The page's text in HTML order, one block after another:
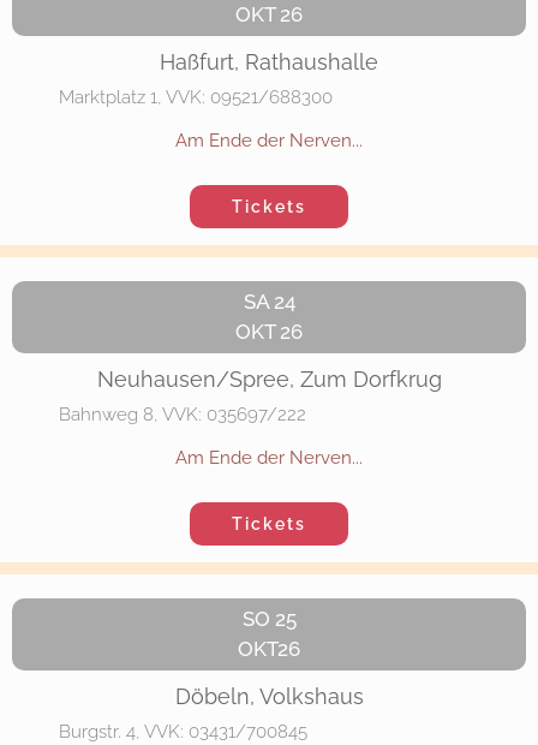
OKT 26
Haßfurt, Rathaushalle
Marktplatz 1, VVK: 09521/688300
Am Ende der Nerven...
Tickets
SA 24
OKT 26
Neuhausen/Spree, Zum Dorfkrug
Bahnweg 8, VVK: 035697/222
Am Ende der Nerven...
Tickets
SO 25
OKT26
Döbeln, Volkshaus
Burgstr. 4, VVK: 03431/700845